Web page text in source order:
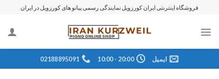
محتوا
فروشگاه اینترنتی ایران کورزویل نمایندگی رسمی پیانو های کورزویل در ایران
ایمیل 20:00 - 10:00
02188895091